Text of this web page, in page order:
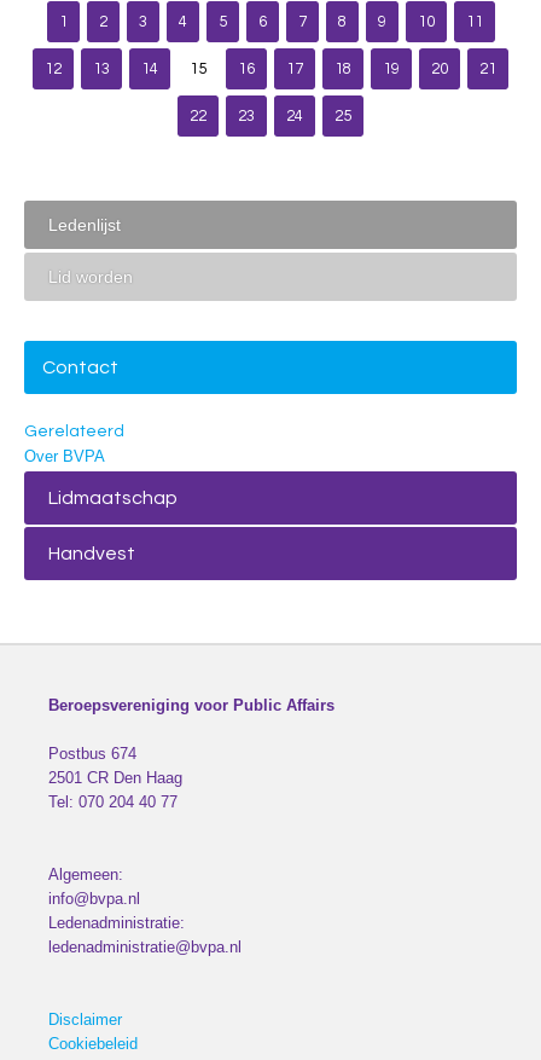
1 2 3 4 5 6 7 8 9 10 11
12 13 14 15 16 17 18 19 20 21
22 23 24 25
Ledenlijst
Lid worden
Contact
Gerelateerd
Over BVPA
Lidmaatschap
Handvest
Beroepsvereniging voor Public Affairs
Postbus 674
2501 CR Den Haag
Tel: 070 204 40 77
Algemeen:
info@bvpa.nl
Ledenadministratie:
ledenadministratie@bvpa.nl
Disclaimer
Cookiebeleid